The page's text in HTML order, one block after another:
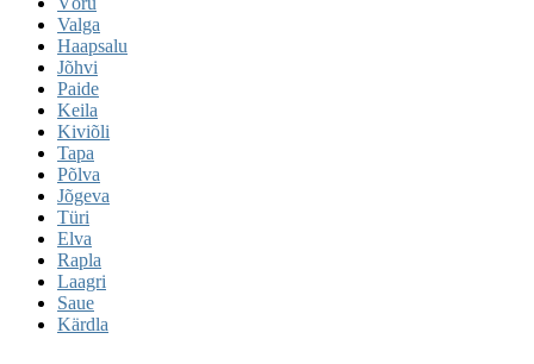
Valga
Haapsalu
Jõhvi
Paide
Keila
Kiviõli
Tapa
Põlva
Jõgeva
Türi
Elva
Rapla
Laagri
Saue
Kärdla